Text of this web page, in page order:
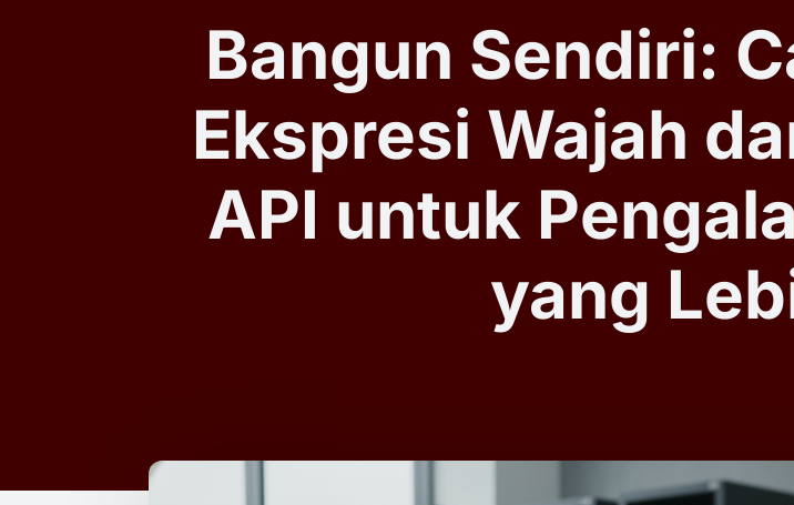
Software AI Analitik
Serial ARSA AI Box
Kiosk Kesehatan Mandiri
Bangun Sendiri:
Ekspresi Wajah
API untuk
yang